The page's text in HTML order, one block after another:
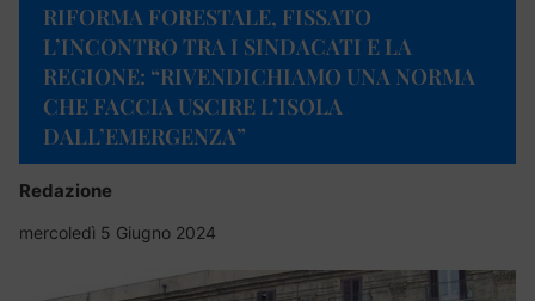
RIFORMA FORESTALE, FISSATO
L’INCONTRO TRA I SINDACATI E LA
REGIONE: “RIVENDICHIAMO UNA NORMA
CHE FACCIA USCIRE L’ISOLA
DALL’EMERGENZA”
Redazione
mercoledì 5 Giugno 2024